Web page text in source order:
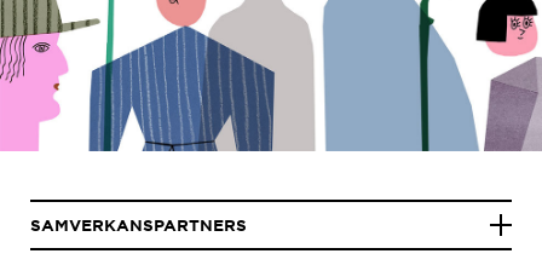
SAMVERKANSPARTNERS